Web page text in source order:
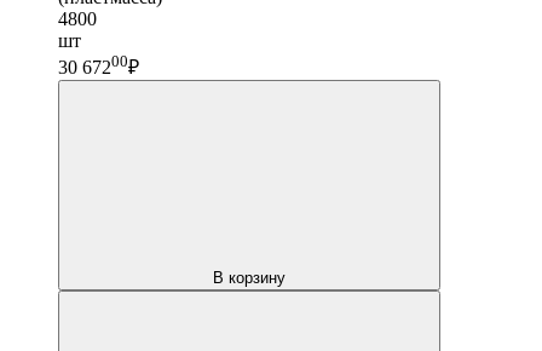
4800
шт
30 67200₽
В корзину